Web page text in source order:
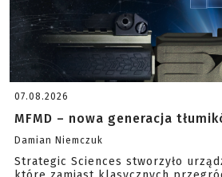
07.08.2026
MFMD – nowa generacja
Damian Niemczuk
Strategic Sciences stworzyło